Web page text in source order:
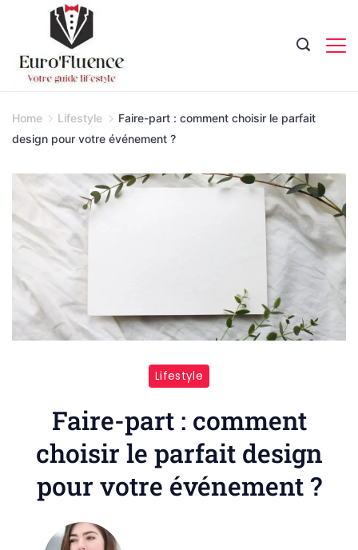
content
Home Lifestyle
Faire-part : comment choisir le parfait
design pour votre événement ?
Lifestyle
Faire-part : comment
choisir le parfait design
pour votre événement ?